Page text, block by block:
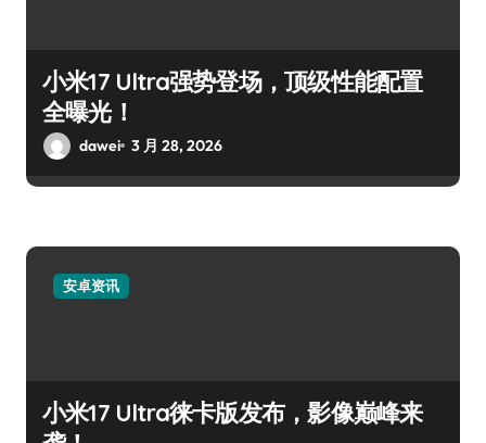
小米17 Ultra强势登场，顶级性能配置
全曝光！
dawei 3 月 28, 2026
安卓资讯
小米17 Ultra徕卡版发布，影像巅峰来